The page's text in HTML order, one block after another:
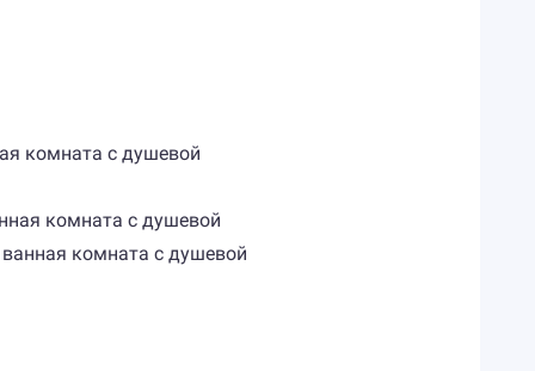
комната с душевой
комната с душевой
ванная комната с душевой